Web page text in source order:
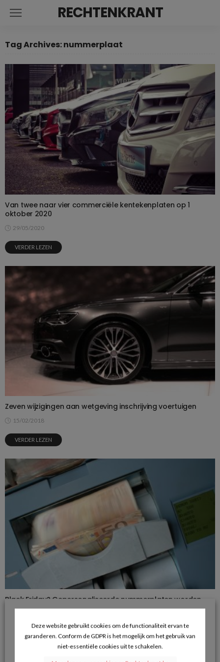
RECHTENKRANT
Tag Archives: nummerplaat
Van twee naar vier commerciële kentekenplaten op 1
oktober 2020
29/05/2020
VERDER LEZEN
Zeven wijzigingen aan wetgeving inschrijving voertuigen
15/02/2018
VERDER LEZEN
Black Friday? Gepersonaliseerde nummerplaten worden
fors goedkoper
24/11/2017
VERDER LEZEN
Deze website gebruikt cookies om de functionaliteit ervan te
garanderen. Conform de GDPR is het mogelijk om het gebruik van
niet-essentiële cookies uit te schakelen.